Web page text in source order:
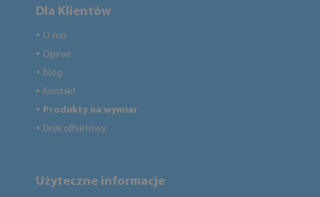
Dla Klientów
● O nas
● Opinie
● Blog
● Kontakt
● Produkty na wymiar
● Druk offsetowy
Użyteczne informacje